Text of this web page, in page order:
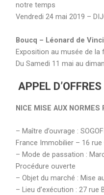
notre temps
Vendredi 24 mai 2019 –
Boucq – Léonard de
Exposition au musée de la
Du Samedi 11 mai au
APPEL D’OFFRES
NICE MISE AUX NORMES
– Maître d’ouvrage :
France Immobilier – 16 rue
– Mode de passation :
Procédure ouverte
– Objet du marché : Mise
– Lieu d’exécution : 27 rue